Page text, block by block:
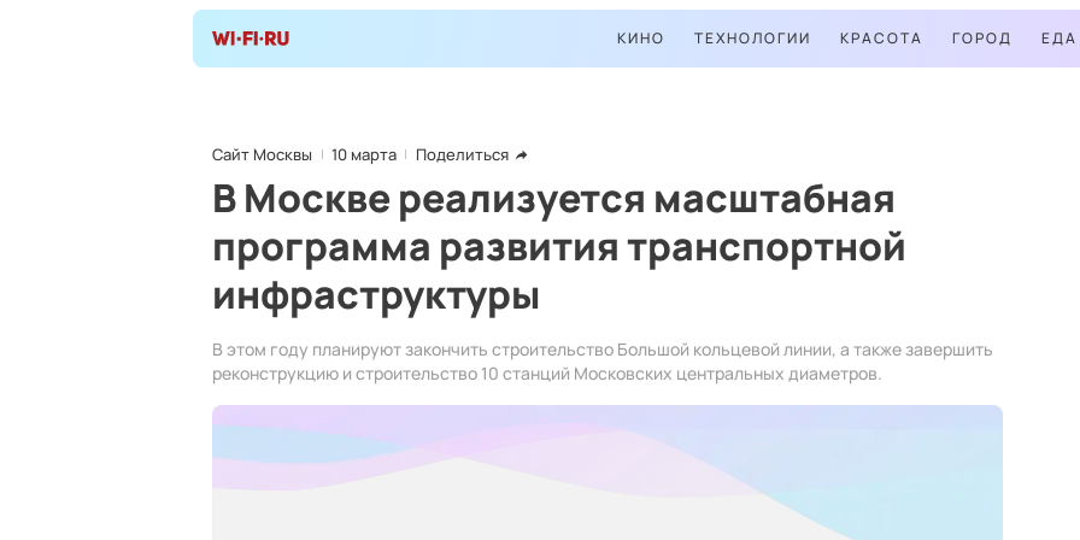
КИНО ТЕХНОЛОГИИ КРАСОТА ГОРОД ЕДА
Сайт Москвы 10 марта Поделиться
В Москве реализуется масштабная
программа развития транспортной
инфраструктуры
В этом году планируют закончить строительство Большой кольцевой линии, а также завершить
реконструкцию и строительство 10 станций Московских центральных диаметров.